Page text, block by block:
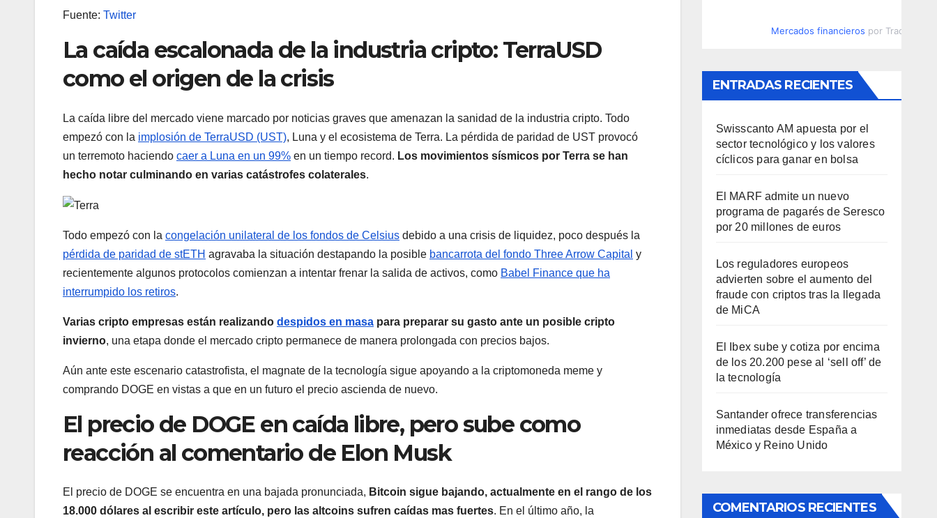
Fuente: Twitter
La caída escalonada de la industria cripto: TerraUSD
como el origen de la crisis
La caída libre del mercado viene marcado por noticias graves que amenazan la sanidad de la industria cripto. Todo
empezó con la implosión de TerraUSD (UST), Luna y el ecosistema de Terra. La pérdida de paridad de UST provocó
un terremoto haciendo caer a Luna en un 99% en un tiempo record. Los movimientos sísmicos por Terra se han
hecho notar culminando en varias catástrofes colaterales.
Todo empezó con la congelación unilateral de los fondos de Celsius debido a una crisis de liquidez, poco después la
pérdida de paridad de stETH agravaba la situación destapando la posible bancarrota del fondo Three Arrow Capital y
recientemente algunos protocolos comienzan a intentar frenar la salida de activos, como Babel Finance que ha
interrumpido los retiros.
Varias cripto empresas están realizando despidos en masa para preparar su gasto ante un posible cripto
invierno, una etapa donde el mercado cripto permanece de manera prolongada con precios bajos.
Aún ante este escenario catastrofista, el magnate de la tecnología sigue apoyando a la criptomoneda meme y
comprando DOGE en vistas a que en un futuro el precio ascienda de nuevo.
El precio de DOGE en caída libre, pero sube como
reacción al comentario de Elon Musk
El precio de DOGE se encuentra en una bajada pronunciada, Bitcoin sigue bajando, actualmente en el rango de los
18.000 dólares al escribir este artículo, pero las altcoins sufren caídas mas fuertes. En el último año, la
Mercados financieros por
ENTRADAS RECIENTES
Swisscanto AM apuesta por el
sector tecnológico y los valores
cíclicos para ganar en bolsa
El MARF admite un nuevo
programa de pagarés de Seresco
por 20 millones de euros
Los reguladores europeos
advierten sobre el aumento del
fraude con criptos tras la llegada
de MiCA
El Ibex sube y cotiza por encima
de los 20.200 pese al ‘sell off’ de
la tecnología
Santander ofrece transferencias
inmediatas desde España a
México y Reino Unido
COMENTARIOS RECIENTES